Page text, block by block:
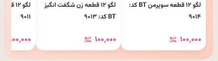
لگو ۱۲ قطعه سوپرمن BT کد:
۹۰۱۴
۱۰۰٬۰۰۰
لگو ۱۲ قطعه زن شگفت انگیز
BT کد: ۹۰۱۳
۱۰۰٬۰۰۰
۹۰۱۱
۱۰۰٬۰۰۰